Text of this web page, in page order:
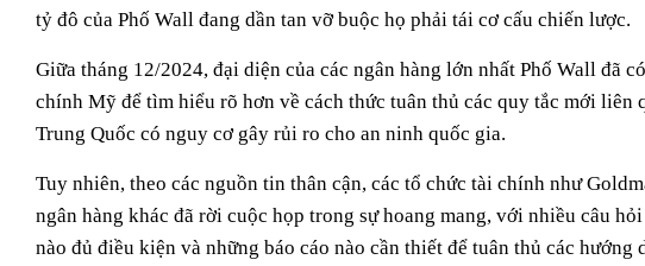
tỷ đô của Phố Wall đang dần tan vỡ buộc họ phải tái cơ cấu chiến lược.
Giữa tháng 12/2024, đại diện của các ngân hàng lớn nhất Phố Wall đã
chính Mỹ để tìm hiểu rõ hơn về cách thức tuân thủ các quy tắc mới liên
Trung Quốc có nguy cơ gây rủi ro cho an ninh quốc gia.
Tuy nhiên, theo các nguồn tin thân cận, các tổ chức tài chính như
ngân hàng khác đã rời cuộc họp trong sự hoang mang, với nhiều câu
nào đủ điều kiện và những báo cáo nào cần thiết để tuân thủ các hướng